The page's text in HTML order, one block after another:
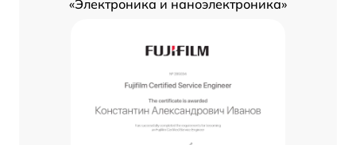
«Электроника и наноэлектроника»